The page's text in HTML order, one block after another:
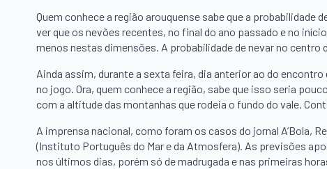
Quem conhece a região arouquense sabe que a probabilidade
ver que os nevões recentes, no final do ano passado e no
menos nestas dimensões. A probabilidade de nevar no centro
Ainda assim, durante a sexta feira, dia anterior ao do
no jogo. Ora, quem conhece a região, sabe que isso seria
com a altitude das montanhas que rodeia o fundo do vale.
A imprensa nacional, como foram os casos do jornal A’Bola,
(Instituto Português do Mar e da Atmosfera). As previsões
nos últimos dias, porém só de madrugada e nas primeiras